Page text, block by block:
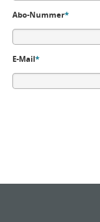
Abo-Nummer*
E-Mail*